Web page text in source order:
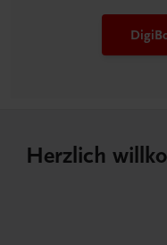
Herzlich